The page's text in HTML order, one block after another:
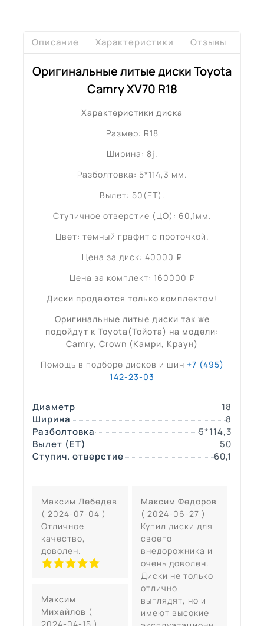
Описание Характеристики Отзывы
Оригинальные литые диски Toyota
Camry XV70 R18
Характеристики диска
Размер: R18
Ширина: 8j.
Разболтовка: 5*114,3 мм.
Вылет: 50(ET).
Ступичное отверстие (ЦО): 60,1мм.
Цвет: темный графит с проточкой.
Цена за диск: 40000 ₽
Цена за комплект: 160000 ₽
Диски продаются только комплектом!
Оригинальные литые диски так же
подойдут к Toyota(Тойота) на модели:
Camry, Crown (Камри, Краун)
Помощь в подборе дисков и шин +7 (495)
142-23-03
Диаметр
18
Ширина
8
Разболтовка
5*114,3
Вылет (ЕТ)
50
Ступич. отверстие
60,1
Максим Лебедев
( 2024-07-04 )
Отличное
качество,
доволен.
Максим
Михайлов (
Максим Федоров
( 2024-06-27 )
Купил диски для
своего
внедорожника и
очень доволен.
Диски не только
отлично
выглядят, но и
имеют высокие